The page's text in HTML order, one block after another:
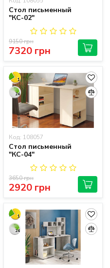
Стол письменный
"КС-02"
7320 грн
9150 грн
1
24
Код: 108057
Стол письменный
"КС-04"
2920 грн
3650 грн
1
24